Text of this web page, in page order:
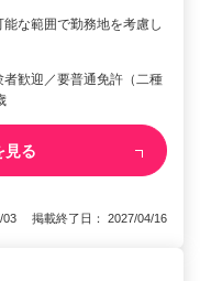
な範囲で勤務地を考慮し
歓迎／要普通免許（二種
見る
03 掲載終了日： 2027/04/16